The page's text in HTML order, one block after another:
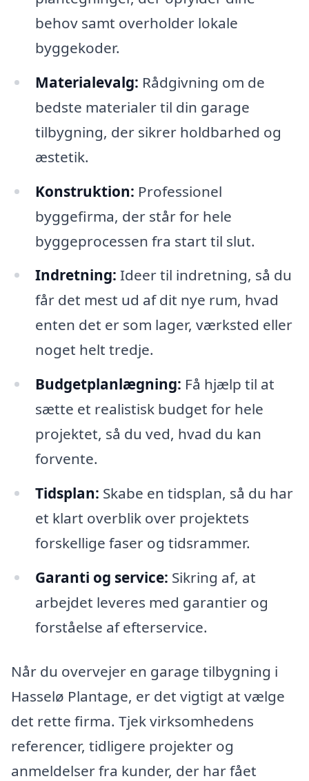
behov samt overholder lokale
byggekoder.
Materialevalg: Rådgivning om de
bedste materialer til din garage
tilbygning, der sikrer holdbarhed og
æstetik.
Konstruktion: Professionel
byggefirma, der står for hele
byggeprocessen fra start til slut.
Indretning: Ideer til indretning, så du
får det mest ud af dit nye rum, hvad
enten det er som lager, værksted eller
noget helt tredje.
Budgetplanlægning: Få hjælp til at
sætte et realistisk budget for hele
projektet, så du ved, hvad du kan
forvente.
Tidsplan: Skabe en tidsplan, så du har
et klart overblik over projektets
forskellige faser og tidsrammer.
Garanti og service: Sikring af, at
arbejdet leveres med garantier og
forståelse af efterservice.
Når du overvejer en garage tilbygning i
Hasselø Plantage, er det vigtigt at vælge
det rette firma. Tjek virksomhedens
referencer, tidligere projekter og
anmeldelser fra kunder, der har fået